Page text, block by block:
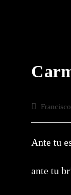
Autor
entrada:
Ante tu
ante tu